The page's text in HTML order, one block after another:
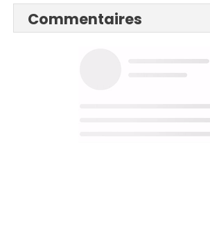
Commentaires